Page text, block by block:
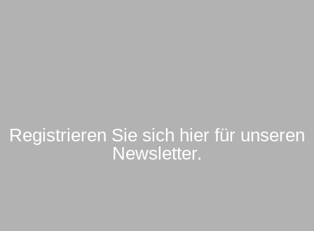
Registrieren Sie sich hier für unseren
Newsletter.